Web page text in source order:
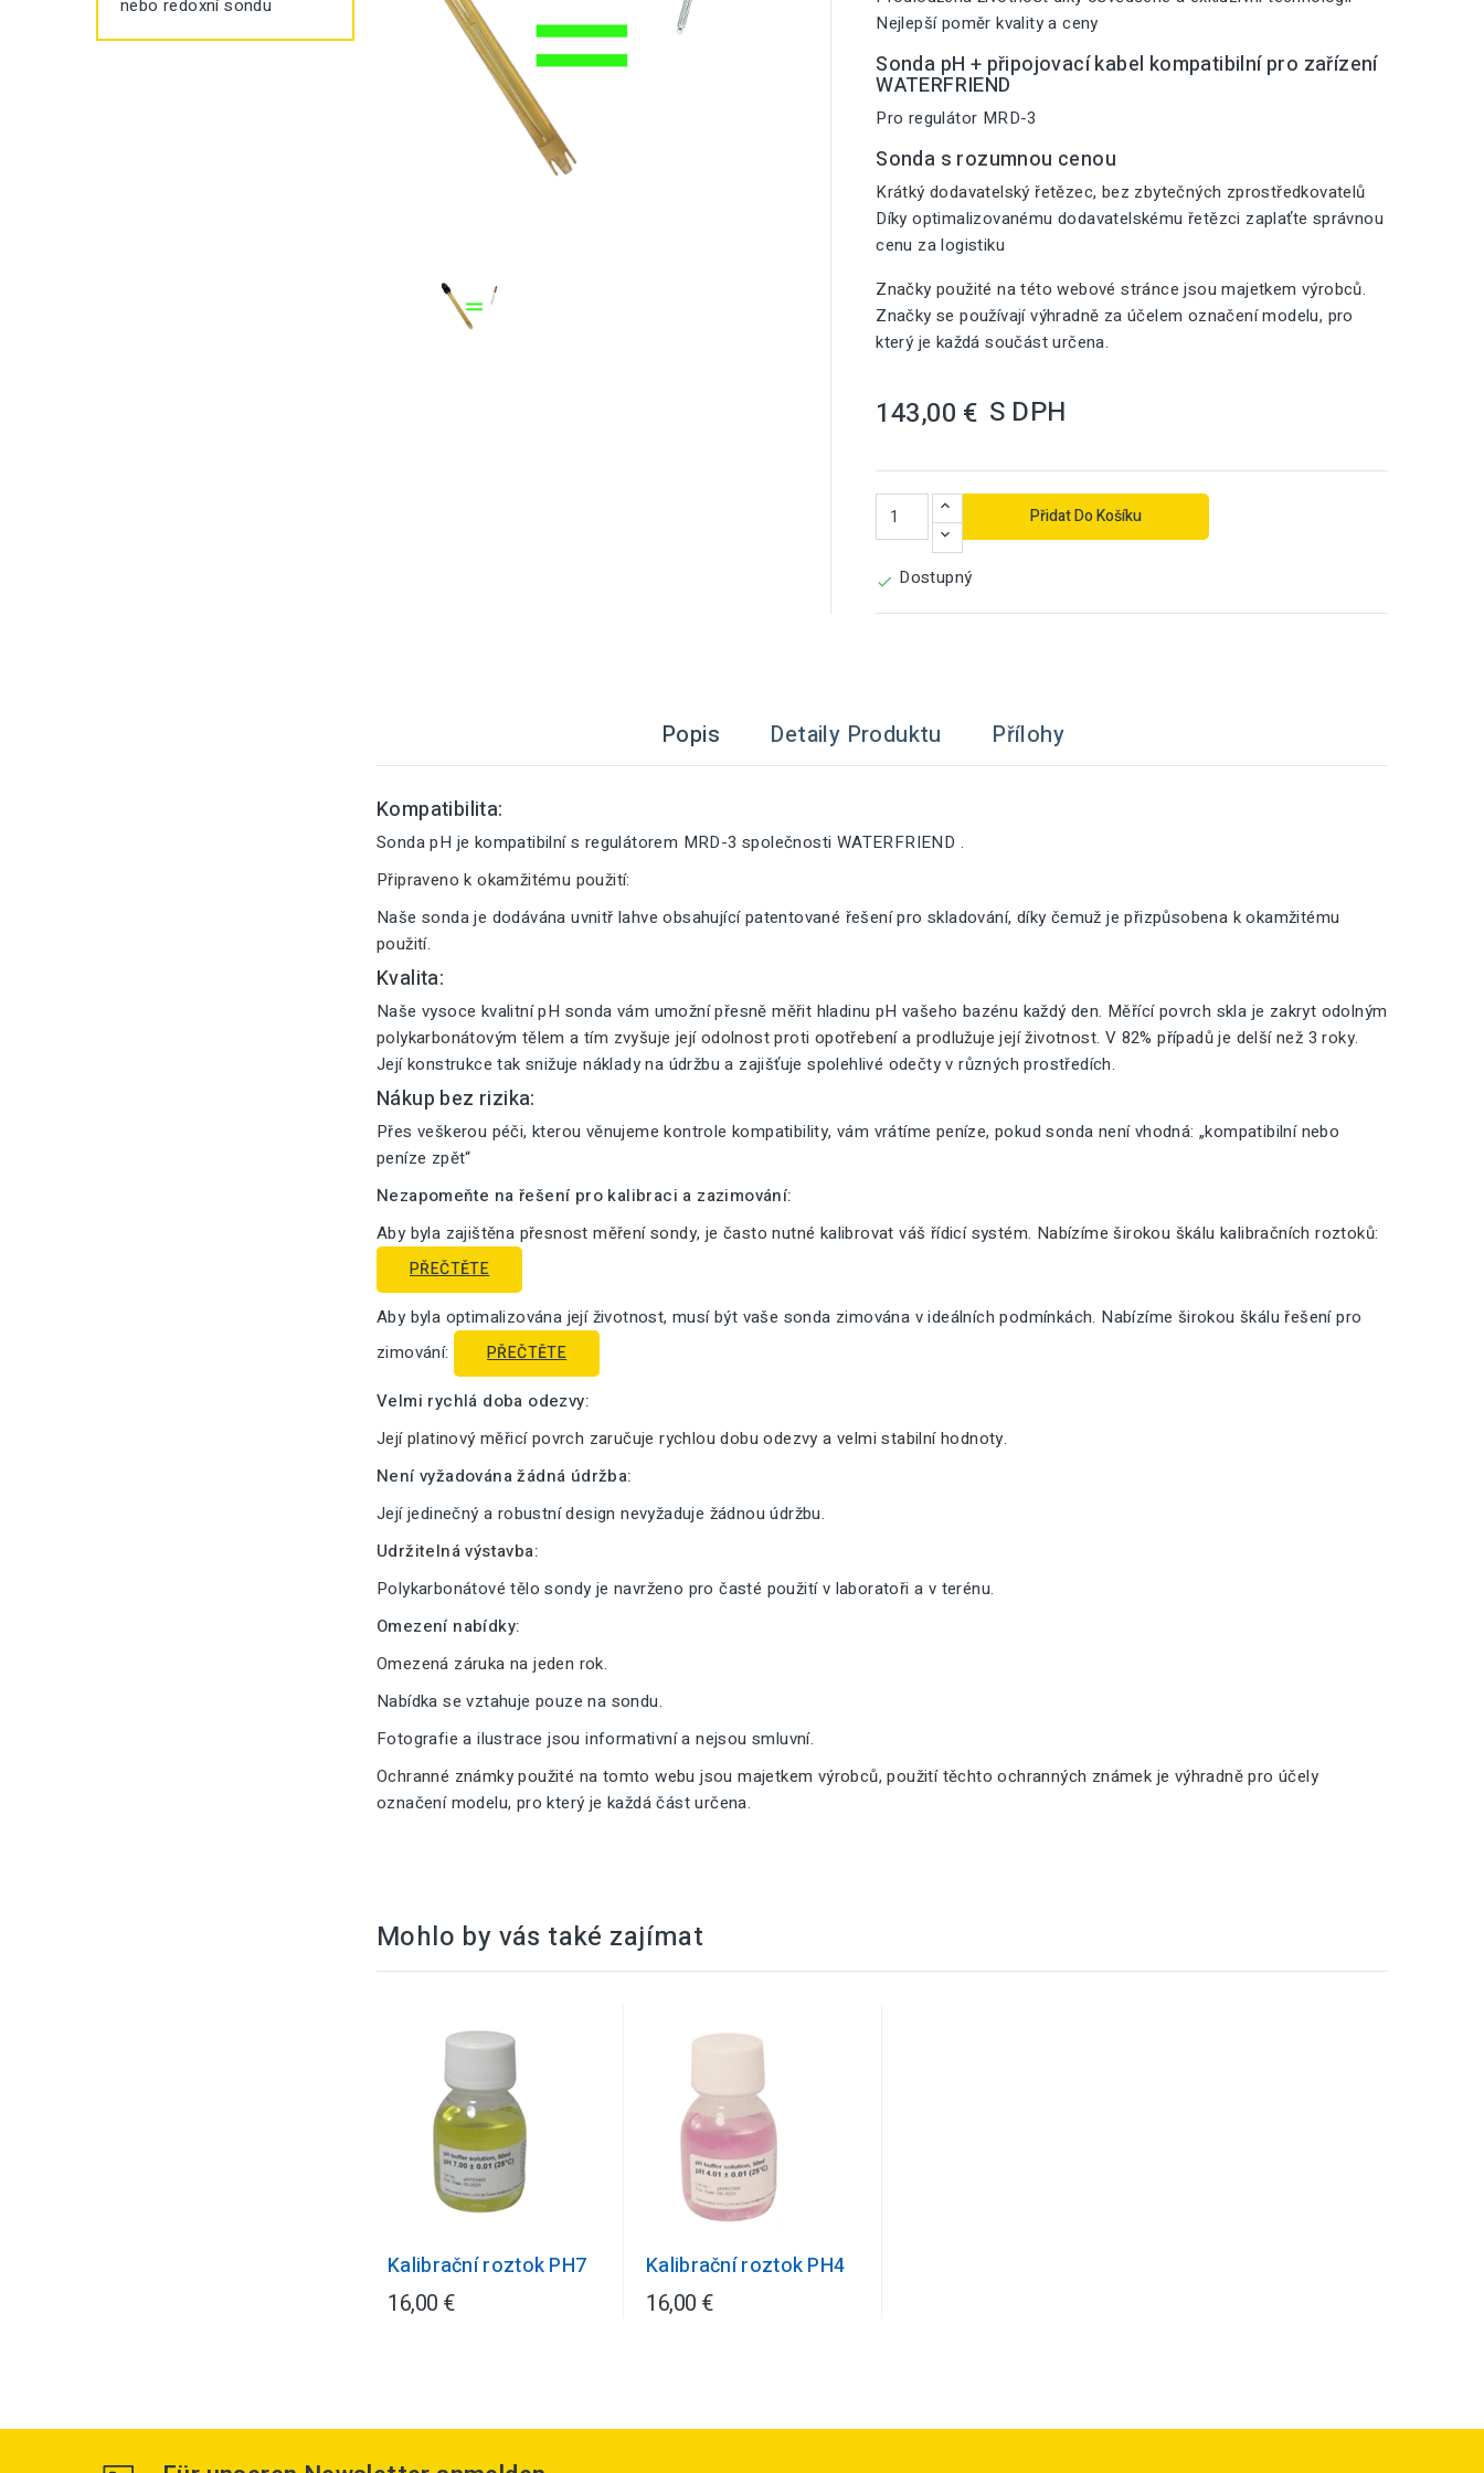
nebo redoxní sondu
Nejlepší poměr kvality a ceny
Sonda pH + připojovací kabel kompatibilní pro zařízení
WATERFRIEND
Pro regulátor MRD-3
Sonda s rozumnou cenou
Krátký dodavatelský řetězec, bez zbytečných zprostředkovatelů
Díky optimalizovanému dodavatelskému řetězci zaplaťte správnou
cenu za logistiku
Značky použité na této webové stránce jsou majetkem výrobců.
Značky se používají výhradně za účelem označení modelu, pro
který je každá součást určena.
143,00 € S DPH
Přidat Do Košíku
 Dostupný
Popis Detaily Produktu Přílohy
Kompatibilita:
Sonda pH je kompatibilní s regulátorem MRD-3 společnosti WATERFRIEND .
Připraveno k okamžitému použití:
Naše sonda je dodávána uvnitř lahve obsahující patentované řešení pro skladování, díky čemuž je přizpůsobena k okamžitému
použití.
Kvalita:
Naše vysoce kvalitní pH sonda vám umožní přesně měřit hladinu pH vašeho bazénu každý den. Měřící povrch skla je zakryt odolným
polykarbonátovým tělem a tím zvyšuje její odolnost proti opotřebení a prodlužuje její životnost. V 82% případů je delší než 3 roky.
Její konstrukce tak snižuje náklady na údržbu a zajišťuje spolehlivé odečty v různých prostředích.
Nákup bez rizika:
Přes veškerou péči, kterou věnujeme kontrole kompatibility, vám vrátíme peníze, pokud sonda není vhodná: „kompatibilní nebo
peníze zpět“
Nezapomeňte na řešení pro kalibraci a zazimování:
Aby byla zajištěna přesnost měření sondy, je často nutné kalibrovat váš řídicí systém. Nabízíme širokou škálu kalibračních roztoků:
PŘEČTĚTE
Aby byla optimalizována její životnost, musí být vaše sonda zimována v ideálních podmínkách. Nabízíme širokou škálu řešení pro
zimování:
PŘEČTĚTE
Velmi rychlá doba odezvy:
Její platinový měřicí povrch zaručuje rychlou dobu odezvy a velmi stabilní hodnoty.
Není vyžadována žádná údržba:
Její jedinečný a robustní design nevyžaduje žádnou údržbu.
Udržitelná výstavba:
Polykarbonátové tělo sondy je navrženo pro časté použití v laboratoři a v terénu.
Omezení nabídky:
Omezená záruka na jeden rok.
Nabídka se vztahuje pouze na sondu.
Fotografie a ilustrace jsou informativní a nejsou smluvní.
Ochranné známky použité na tomto webu jsou majetkem výrobců, použití těchto ochranných známek je výhradně pro účely
označení modelu, pro který je každá část určena.
Mohlo by vás také zajímat
Kalibrační roztok PH7
16,00 €
Kalibrační roztok PH4
16,00 €